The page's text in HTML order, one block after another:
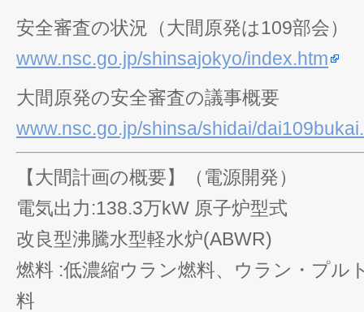
安全審査の状況（大間原発は109部会）
www.nsc.go.jp/shinsajokyo/index.htm
大間原発の安全審査の議事概要
www.nsc.go.jp/shinsa/shidai/
【大間計画の概要】（電源開発）
電気出力:138.3万kW 原子炉型式
改良型沸騰水型軽水炉(ABWR)
燃料 :低濃縮ウラン燃料、ウラン・プル
料